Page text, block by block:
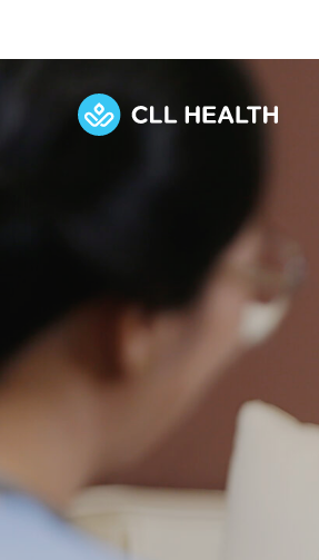
View all health
Emergencies
Diseases and
Tests and
About us
Discover our
Our history
Careers
News
Explore
Comprehensive
Primary care
Immunisation
Digestive care
Our Facilities
Comprehensive
Our polyclinics
Quality primary and
Our clinics
Diagnostics and treatment
Laboratories